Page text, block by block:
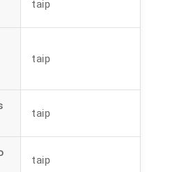
taip
taip
taip
taip